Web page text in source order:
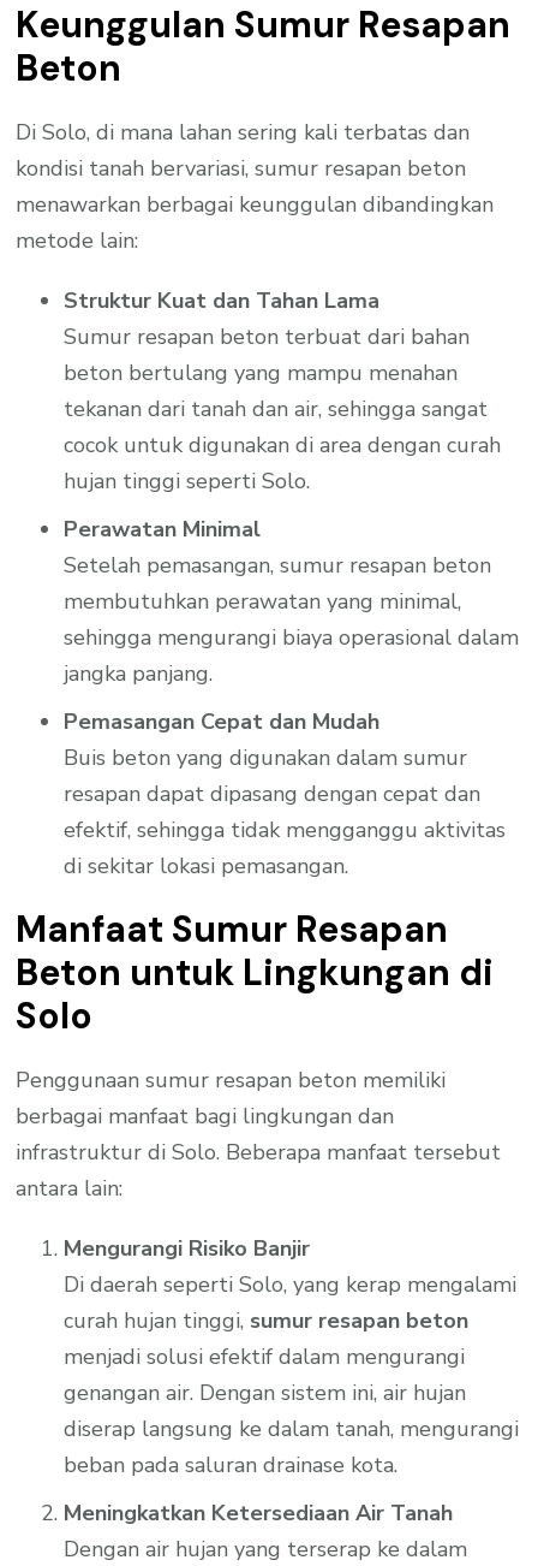
Keunggulan Sumur Resapan
Beton
Di Solo, di mana lahan sering kali terbatas dan
kondisi tanah bervariasi, sumur resapan beton
menawarkan berbagai keunggulan dibandingkan
metode lain:
Struktur Kuat dan Tahan Lama
Sumur resapan beton terbuat dari bahan
beton bertulang yang mampu menahan
tekanan dari tanah dan air, sehingga sangat
cocok untuk digunakan di area dengan curah
hujan tinggi seperti Solo.
Perawatan Minimal
Setelah pemasangan, sumur resapan beton
membutuhkan perawatan yang minimal,
sehingga mengurangi biaya operasional dalam
jangka panjang.
Pemasangan Cepat dan Mudah
Buis beton yang digunakan dalam sumur
resapan dapat dipasang dengan cepat dan
efektif, sehingga tidak mengganggu aktivitas
di sekitar lokasi pemasangan.
Manfaat Sumur Resapan
Beton untuk Lingkungan di
Solo
Penggunaan sumur resapan beton memiliki
berbagai manfaat bagi lingkungan dan
infrastruktur di Solo. Beberapa manfaat tersebut
antara lain:
Mengurangi Risiko Banjir
Di daerah seperti Solo, yang kerap mengalami
curah hujan tinggi, sumur resapan beton
menjadi solusi efektif dalam mengurangi
genangan air. Dengan sistem ini, air hujan
diserap langsung ke dalam tanah, mengurangi
beban pada saluran drainase kota.
Meningkatkan Ketersediaan Air Tanah
Dengan air hujan yang terserap ke dalam